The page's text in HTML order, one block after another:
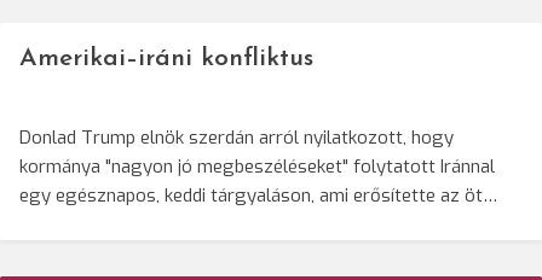
Amerikai–iráni konfliktus
Donlad Trump elnök szerdán arról nyilatkozott, hogy
kormánya "nagyon jó megbeszéléseket" folytatott Iránnal
egy egésznapos, keddi tárgyaláson, ami erősítette az öt…